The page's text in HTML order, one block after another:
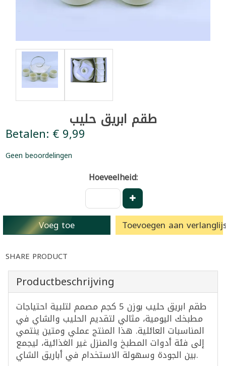
طقم ابريق حليب
Betalen: € 9,99
Geen beoordelingen
Hoeveelheid:
Voeg toe Toevoegen aan
SHARE PRODUCT
Productbeschrijving
طقم ابريق حليب بوزن 5 كجم مصمم لتلبية احتياجات
مطبخك اليومية، مثالي لتقديم الحليب والشاي في
المناسبات العائلية. هذا المنتج عملي ومتين ينتمي
إلى فئة أدوات المطبخ والمنزل غير الغذائية، ليجمع
بين الجودة وسهولة الاستخدام في أباريق الشاي.